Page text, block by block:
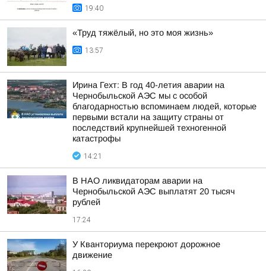
19:40
«Труд тяжёлый, но это моя жизнь»
13:57
Ирина Гехт: В год 40-летия аварии на
Чернобыльской АЭС мы с особой
благодарностью вспоминаем людей, которые
первыми встали на защиту страны от
последствий крупнейшей техногенной
катастрофы
14:21
В НАО ликвидаторам аварии на
Чернобыльской АЭС выплатят 20 тысяч
рублей
17:24
У Кванториума перекроют дорожное
движение